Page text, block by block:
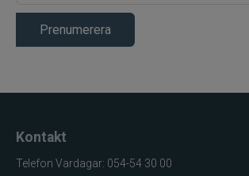
The Pig gummibete
Tomic
Prenumerera
Kontakt
Telefon Vardagar: 054-54 30 00